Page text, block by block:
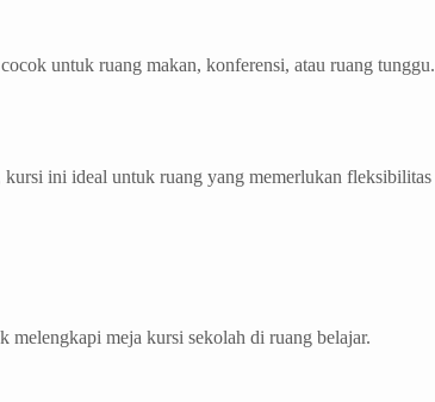
untuk ruang makan, konferensi, atau ruang tunggu.
ini ideal untuk ruang yang memerlukan fleksibilitas
melengkapi meja kursi sekolah di ruang belajar.